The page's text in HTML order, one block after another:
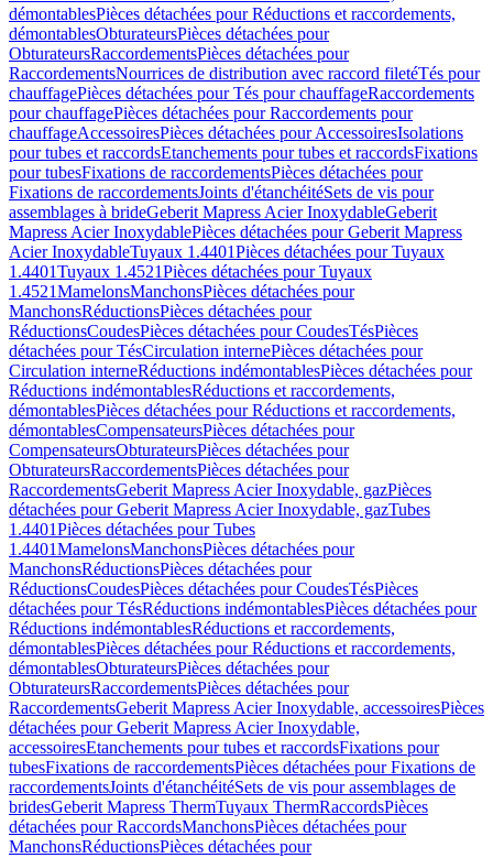
démontablesPièces détachées pour Réductions et raccordements,
démontablesObturateursPièces détachées pour
ObturateursRaccordementsPièces détachées pour
RaccordementsNourrices de distribution avec raccord filetéTés pour
chauffagePièces détachées pour Tés pour chauffageRaccordements
pour chauffagePièces détachées pour Raccordements pour
chauffageAccessoiresPièces détachées pour AccessoiresIsolations
pour tubes et raccordsEtanchements pour tubes et raccordsFixations
pour tubesFixations de raccordementsPièces détachées pour
Fixations de raccordementsJoints d'étanchéitéSets de vis pour
assemblages à brideGeberit Mapress Acier InoxydableGeberit
Mapress Acier InoxydablePièces détachées pour Geberit Mapress
Acier InoxydableTuyaux 1.4401Pièces détachées pour Tuyaux
1.4401Tuyaux 1.4521Pièces détachées pour Tuyaux
1.4521MamelonsManchonsPièces détachées pour
ManchonsRéductionsPièces détachées pour
RéductionsCoudesPièces détachées pour CoudesTésPièces
détachées pour TésCirculation internePièces détachées pour
Circulation interneRéductions indémontablesPièces détachées pour
Réductions indémontablesRéductions et raccordements,
démontablesPièces détachées pour Réductions et raccordements,
démontablesCompensateursPièces détachées pour
CompensateursObturateursPièces détachées pour
ObturateursRaccordementsPièces détachées pour
RaccordementsGeberit Mapress Acier Inoxydable, gazPièces
détachées pour Geberit Mapress Acier Inoxydable, gazTubes
1.4401Pièces détachées pour Tubes
1.4401MamelonsManchonsPièces détachées pour
ManchonsRéductionsPièces détachées pour
RéductionsCoudesPièces détachées pour CoudesTésPièces
détachées pour TésRéductions indémontablesPièces détachées pour
Réductions indémontablesRéductions et raccordements,
démontablesPièces détachées pour Réductions et raccordements,
démontablesObturateursPièces détachées pour
ObturateursRaccordementsPièces détachées pour
RaccordementsGeberit Mapress Acier Inoxydable, accessoiresPièces
détachées pour Geberit Mapress Acier Inoxydable,
accessoiresEtanchements pour tubes et raccordsFixations pour
tubesFixations de raccordementsPièces détachées pour Fixations de
raccordementsJoints d'étanchéitéSets de vis pour assemblages de
bridesGeberit Mapress ThermTuyaux ThermRaccordsPièces
détachées pour RaccordsManchonsPièces détachées pour
ManchonsRéductionsPièces détachées pour